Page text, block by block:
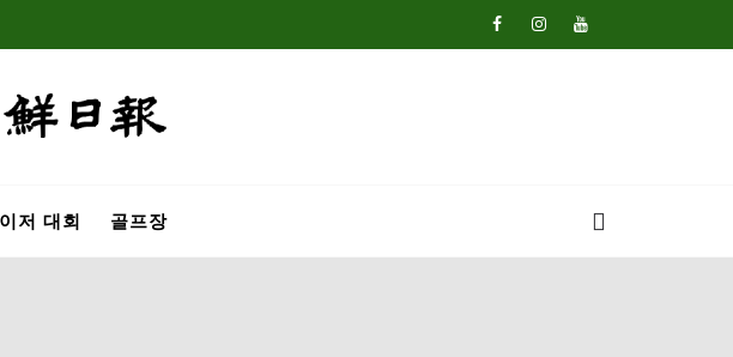
저 대회 골프장